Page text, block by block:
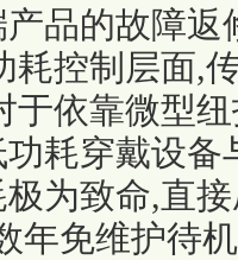
品的故障
耗控制层面,
于依靠微型
耗穿戴设
为致命,直
年免维护待